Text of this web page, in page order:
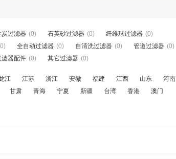
炭过滤器 (0) 石英砂过滤器 (0) 纤维球过滤器 (0)
全自动过滤器 (0) 自清洗过滤器 (0) 管道过滤器 (0)
滤器配件 (0) 其它过滤器 (0)
江 江苏 浙江 安徽 福建 江西 山东
河南
甘肃 青海 宁夏 新疆 台湾 香港 澳门